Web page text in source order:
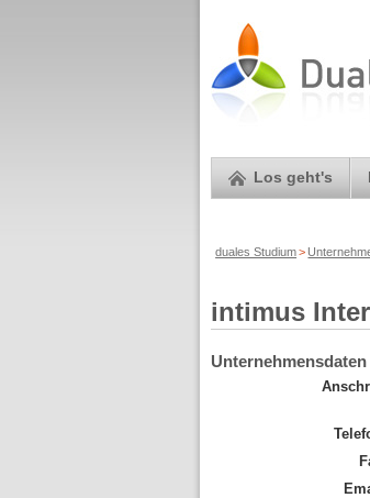
Los geht's
duales Studium>
intimus
Unternehmensdaten